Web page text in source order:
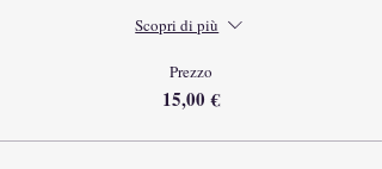
Scopri di più
Prezzo
15,00 €